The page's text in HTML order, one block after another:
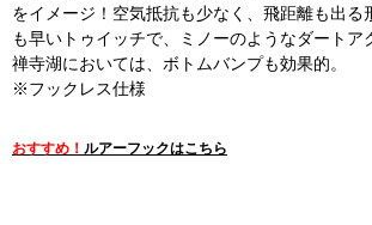
をイメージ！空気抵抗も少なく、飛距離も出る
も早いトゥイッチで、ミノーのようなダートア
禅寺湖においては、ボトムバンプも効果的。
※フックレス仕様
おすすめ！ ルアーフックはこちら